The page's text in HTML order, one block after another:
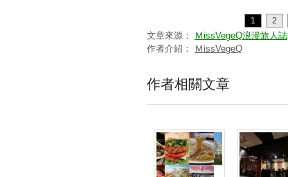
1 2
文章來源： ＭissVegeQ浪漫旅人誌
作者介紹：
ＭissVegeQ
作者相關文章